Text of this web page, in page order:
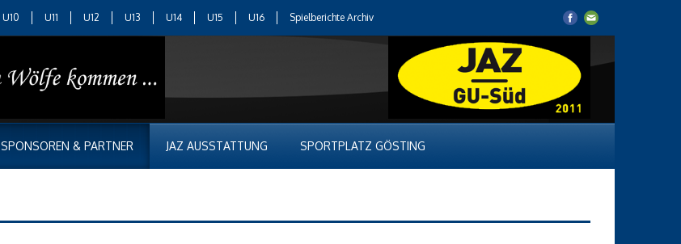
U10 U11 U12 U13 U14 U15 U16 Spielberichte Archiv
SPONSOREN & PARTNER JAZ AUSSTATTUNG SPORTPLATZ GÖSTING